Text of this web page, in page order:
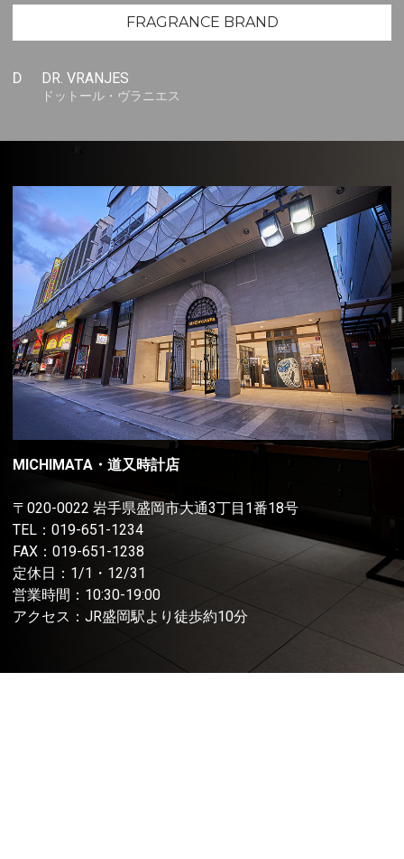
FRAGRANCE BRAND
D DR. VRANJES
ドットール・ヴラニエス
MICHIMATA・道又時計店
〒020-0022 岩手県盛岡市大通3丁目1番18号
TEL： 019-651-1234
FAX：019-651-1238
定休日：1/1・12/31
営業時間：10:30-19:00
アクセス：JR盛岡駅より徒歩約10分